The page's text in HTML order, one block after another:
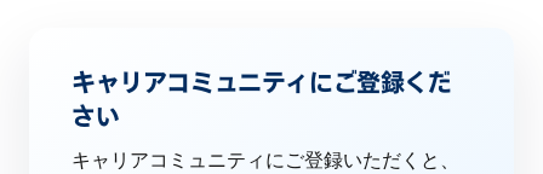
キャリアコミュニティにご登録くだ
さい
キャリアコミュニティにご登録いただくと、